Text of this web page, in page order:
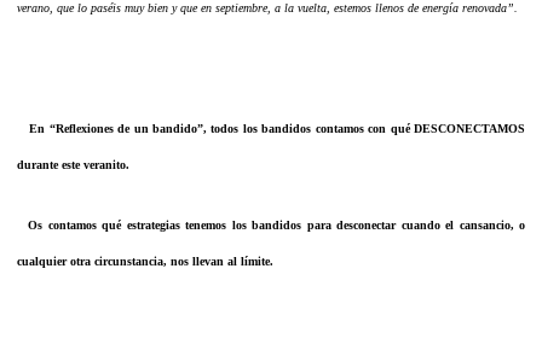
verano, que lo paséis muy bien y que en septiembre, a la vuelta, estemos llenos de energía renovada”.
En “Reflexiones de un bandido”, todos los bandidos contamos con qué DESCONECTAMOS
durante este veranito.
Os contamos qué estrategias tenemos los bandidos para desconectar cuando el cansancio, o
cualquier otra circunstancia, nos llevan al límite.